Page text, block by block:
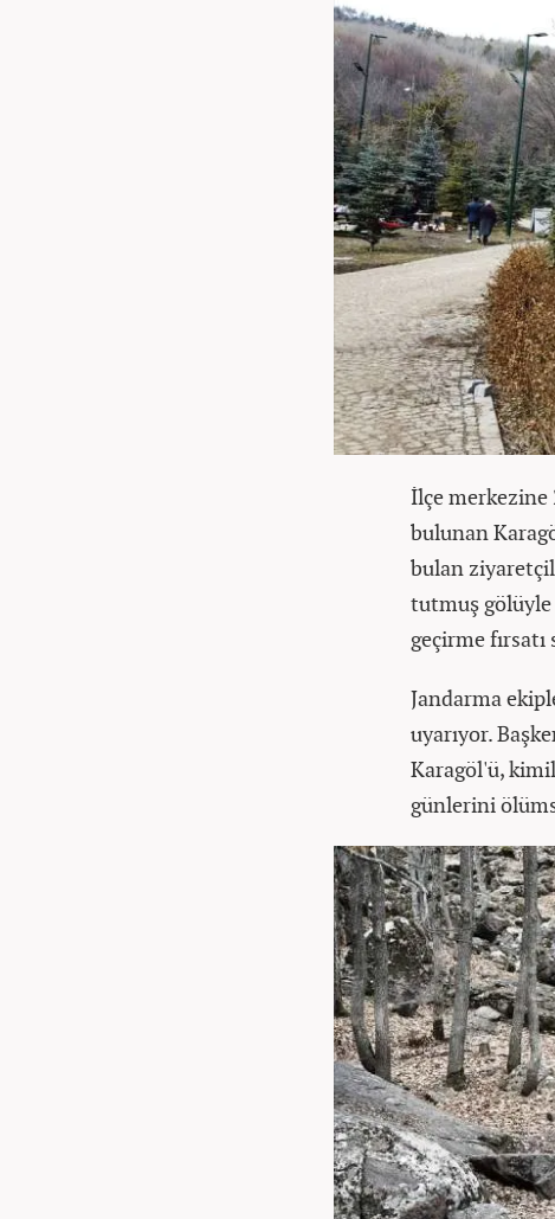
İlçe merkezine
bulunan
bulan
tutmuş
geçirme
Jandarma
uyarıyor.
Karagöl'ü,
günlerini